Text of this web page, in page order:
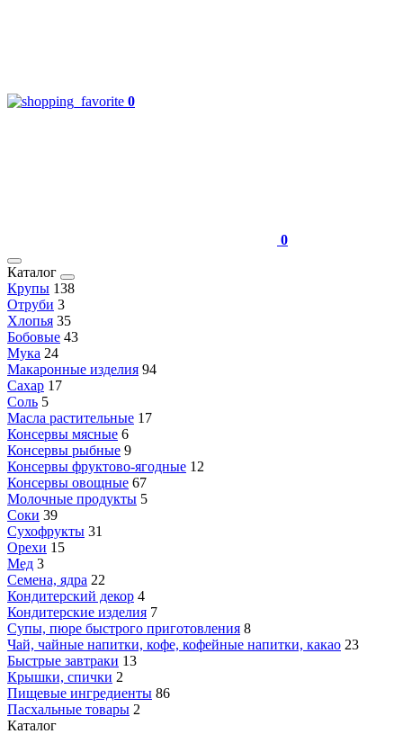
0
0
Каталог
Крупы 138
Отруби 3
Хлопья 35
Бобовые 43
Мука 24
Макаронные изделия 94
Сахар 17
Соль 5
Масла растительные 17
Консервы мясные 6
Консервы рыбные 9
Консервы фруктово-ягодные 12
Консервы овощные 67
Молочные продукты 5
Соки 39
Сухофрукты 31
Орехи 15
Мед 3
Семена, ядра 22
Кондитерский декор 4
Кондитерские изделия 7
Супы, пюре быстрого приготовления 8
Чай, чайные напитки, кофе, кофейные напитки, какао 23
Быстрые завтраки 13
Крышки, спички 2
Пищевые ингредиенты 86
Пасхальные товары 2
Каталог